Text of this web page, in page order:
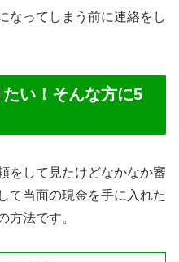
なってしまう前に連絡をし
い！そんな方に5
をして見たけどなかなか審
て当面の現金を手に入れた
方法です。